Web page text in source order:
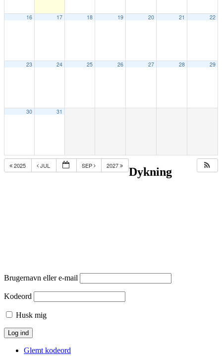
16 17 18 19 20 21 22
23 24 25 26 27 28 29
30 31
2025 JUL SEP 2027 Dykning
Brugernavn eller e-mail
Kodeord
Husk mig
Glemt kodeord